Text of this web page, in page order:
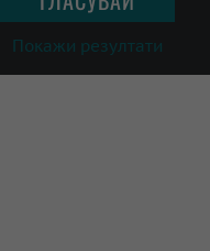
Покажи резултати